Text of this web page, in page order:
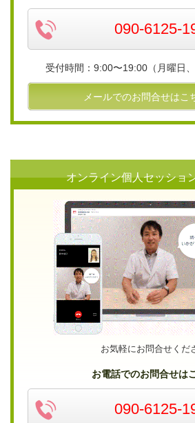
090-6125-
受付時間：9:00〜19:00（月曜日、
メールでのお問合せはこ
オンライン個人セッショ
お気軽にお問合せくだ
お電話でのお問合せは
090-6125-